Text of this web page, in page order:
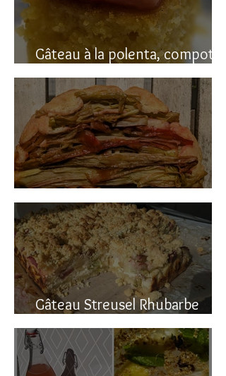
Gâteau à la polenta, compotée
de rhubarbe (sans gluten)
Gâteau renversé à la rhubarbe
Gâteau Streusel Rhubarbe
Pomme, facile et hyper bon!